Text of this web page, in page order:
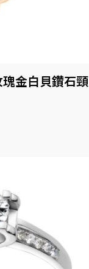
瑰金白貝鑽石頸